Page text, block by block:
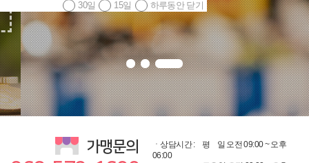
가맹문의 ㆍ상담시간 : 평
일 오전 09:00 ~ 오후
06:00
하루동안 닫기
15일
30일